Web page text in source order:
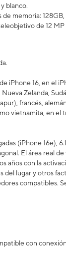
blanco.
memoria: 128GB,
de 12
iPhone 16, en el
Zelanda,
francés,
vietnamita, en el
(iPhone 16e),
El área real
años con la
del lugar y otros
compatibles.
con